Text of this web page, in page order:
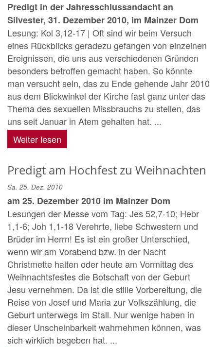
Predigt in der Jahresschlussandacht an
Silvester, 31. Dezember 2010, im Mainzer Dom
Lesung: Kol 3,12-17 | Oft sind wir beim Versuch
eines Rückblicks geradezu gefangen von einzelnen
Ereignissen, die uns aus verschiedenen Gründen
besonders betroffen gemacht haben. So könnte
man versucht sein, das zu Ende gehende Jahr 2010
aus dem Blickwinkel der Kirche fast ganz unter das
Thema des sexuellen Missbrauchs zu stellen, das
uns seit Januar in Atem gehalten hat. ...
Weiter lesen
Predigt am Hochfest zu Weihnachten
Sa. 25. Dez. 2010
am 25. Dezember 2010 im Mainzer Dom
Lesungen der Messe vom Tag: Jes 52,7-10; Hebr
1,1-6; Joh 1,1-18 Verehrte, liebe Schwestern und
Brüder im Herrn! Es ist ein großer Unterschied,
wenn wir am Vorabend bzw. in der Nacht
Christmette halten oder heute am Vormittag des
Weihnachtsfestes die Botschaft von der Geburt
Jesu vernehmen. Da ist die stille Vorbereitung, die
Reise von Josef und Maria zur Volkszählung, die
Geburt unterwegs im Stall. Nur wenige haben in
dieser Unscheinbarkeit wahrnehmen können, was
sich wirklich begeben hat. ...